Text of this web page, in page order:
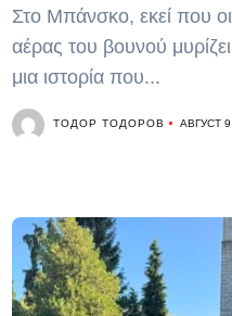
Στο Μπάνσκο, εκεί που
αέρας του βουνού
μια ιστορία που...
ТОДОР ТОДОРОВ АВГУСТ